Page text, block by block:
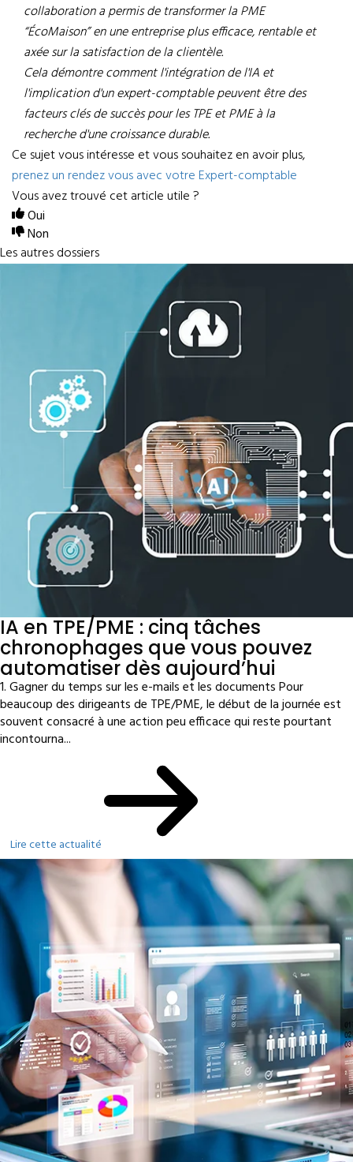
collaboration a permis de transformer la PME
“ÉcoMaison” en une entreprise plus efficace, rentable et
axée sur la satisfaction de la clientèle.
Cela démontre comment l'intégration de l'IA et
l'implication d'un expert-comptable peuvent être des
facteurs clés de succès pour les TPE et PME à la
recherche d'une croissance durable.
Ce sujet vous intéresse et vous souhaitez en avoir plus,
prenez un rendez vous avec votre Expert-comptable
Vous avez trouvé cet article utile ?
Oui
Non
Les autres dossiers
IA en TPE/PME : cinq tâches
chronophages que vous pouvez
automatiser dès aujourd’hui
1. Gagner du temps sur les e-mails et les documents Pour
beaucoup des dirigeants de TPE/PME, le début de la journée est
souvent consacré à une action peu efficace qui reste pourtant
incontourna...
Lire cette actualité